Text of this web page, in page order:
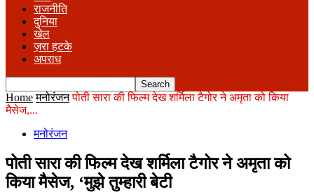
राजनीति
दुनिया
खेल
ज़रा हटके
अपराध
Home मनोरंजन पोती सारा की फिल्म देख शर्मिला टैगोर ने अमृता को किया
मैसेज,...
मनोरंजन
पोती सारा की फिल्म देख शर्मिला टैगोर ने अमृता को
किया मैसेज, ‘मुझे तुम्हारी बेटी